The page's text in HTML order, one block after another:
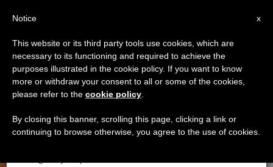
San Felipe de las Casas
«Patrón de México»
FEBRERO 06, 2013 00:00
ISABEL ORELLANA VILCHES
×
Aviso importante
Del 27 de julio al 7 de agosto haremos la pausa
anual, aprovechando que en el periodo de verano
se generan menos informaciones y también el
x
Notice
This website or its third party tools use cookies, which are
necessary to its functioning and required to achieve the
purposes illustrated in the cookie policy. If you want to know
more or withdraw your consent to all or some of the cookies,
please refer to the cookie policy
By closing this banner, scrolling this page, clicking a link or
continuing to browse otherwise, you agree to the use of cookies.